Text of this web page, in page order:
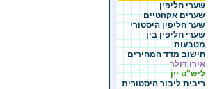
שערי חליפין
שערים אקזוטיים
שער חליפין היסטורי
שערי חליפין בין
מטבעות
חישוב מדד המחירים
אירו דולר
ליש"ט יין
ריבית ליבור היסטורית